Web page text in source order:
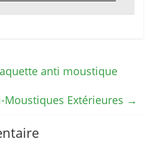
anti moustique
Moustiques Extérieures →